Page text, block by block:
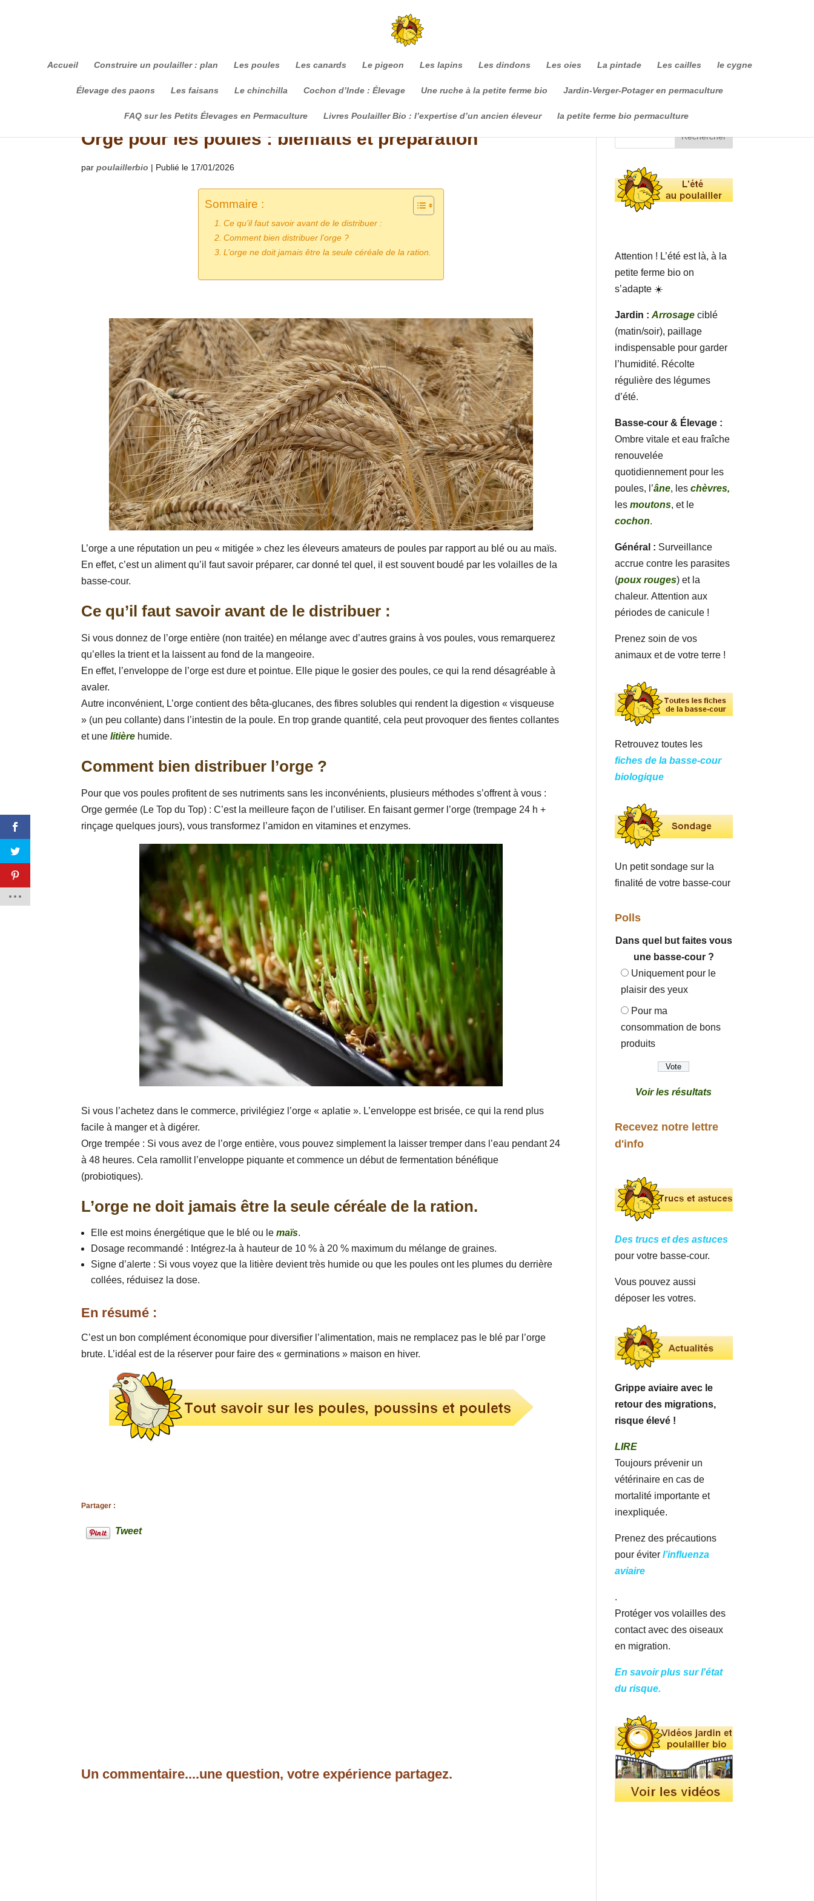
Accueil Construire un poulailler : plan Les poules Les canards Le pigeon Les lapins Les dindons Les oies La pintade Les cailles le cygne
Élevage des paons Les faisans Le chinchilla Cochon d’Inde : Élevage Une ruche à la petite ferme bio Jardin-Verger-Potager en permaculture
FAQ sur les Petits Élevages en Permaculture Livres Poulailler Bio : l’expertise d’un ancien éleveur la petite ferme bio permaculture
Orge pour les poules : bienfaits et préparation
parpoulaillerbio | Publié le 17/01/2026
Sommaire :
Ce qu’il faut savoir avant de le distribuer :
Comment bien distribuer l’orge ?
L’orge ne doit jamais être la seule céréale de la ration.
L’orge a une réputation un peu « mitigée » chez les éleveurs amateurs de poules par rapport au blé ou au maïs.
En effet, c’est un aliment qu’il faut savoir préparer, car donné tel quel, il est souvent boudé par les volailles de la
basse-cour.
Ce qu’il faut savoir avant de le distribuer :
Si vous donnez de l’orge entière (non traitée) en mélange avec d’autres grains à vos poules, vous remarquerez
qu’elles la trient et la laissent au fond de la mangeoire.
En effet, l’enveloppe de l’orge est dure et pointue. Elle pique le gosier des poules, ce qui la rend désagréable à
avaler.
Autre inconvénient, L’orge contient des bêta-glucanes, des fibres solubles qui rendent la digestion « visqueuse
» (un peu collante) dans l’intestin de la poule. En trop grande quantité, cela peut provoquer des fientes collantes
et une litière humide.
Comment bien distribuer l’orge ?
Pour que vos poules profitent de ses nutriments sans les inconvénients, plusieurs méthodes s’offrent à vous :
Orge germée (Le Top du Top) : C’est la meilleure façon de l’utiliser. En faisant germer l’orge (trempage 24 h +
rinçage quelques jours), vous transformez l’amidon en vitamines et enzymes.
Si vous l’achetez dans le commerce, privilégiez l’orge « aplatie ». L’enveloppe est brisée, ce qui la rend plus
facile à manger et à digérer.
Orge trempée : Si vous avez de l’orge entière, vous pouvez simplement la laisser tremper dans l’eau pendant 24
à 48 heures. Cela ramollit l’enveloppe piquante et commence un début de fermentation bénéfique
(probiotiques).
L’orge ne doit jamais être la seule céréale de la ration.
Elle est moins énergétique que le blé ou le maïs.
Dosage recommandé : Intégrez-la à hauteur de 10 % à 20 % maximum du mélange de graines.
Signe d’alerte : Si vous voyez que la litière devient très humide ou que les poules ont les plumes du derrière
collées, réduisez la dose.
En résumé :
C’est un bon complément économique pour diversifier l’alimentation, mais ne remplacez pas le blé par l’orge
brute. L’idéal est de la réserver pour faire des « germinations » maison en hiver.
Partager :
Tweet
Un commentaire....une question, votre expérience partagez.
Attention ! L’été est là, à la
petite ferme bio on
s’adapte ☀️
Jardin : Arrosage ciblé
(matin/soir), paillage
indispensable pour garder
l’humidité. Récolte
régulière des légumes
d’été.
Basse-cour & Élevage :
Ombre vitale et eau fraîche
renouvelée
quotidiennement pour les
poules, l’âne, leschèvres,
lesmoutons, et le
cochon.
Général : Surveillance
accrue contre les parasites
(poux rouges) et la
chaleur. Attention aux
périodes de canicule !
Prenez soin de vos
animaux et de votre terre !
Retrouvez toutes les
fiches de la basse-cour
biologique
Un petit sondage sur la
finalité de votre basse-cour
Polls
Dans quel but faites vous
une basse-cour ?
Uniquement pour le
plaisir des yeux
Pour ma
consommation de bons
produits
Voir les résultats
Recevez notre lettre
d'info
Des trucs et des astuces
pour votre basse-cour.
Vous pouvez aussi
déposer les votres.
Grippe aviaire avec le
retour des migrations,
risque élevé !
LIRE
Toujours prévenir un
vétérinaire en cas de
mortalité importante et
inexpliquée.
Prenez des précautions
pour éviterl’influenza
aviaire
.
Protéger vos volailles des
contact avec des oiseaux
en migration.
En savoir plus sur l'état
du risque.